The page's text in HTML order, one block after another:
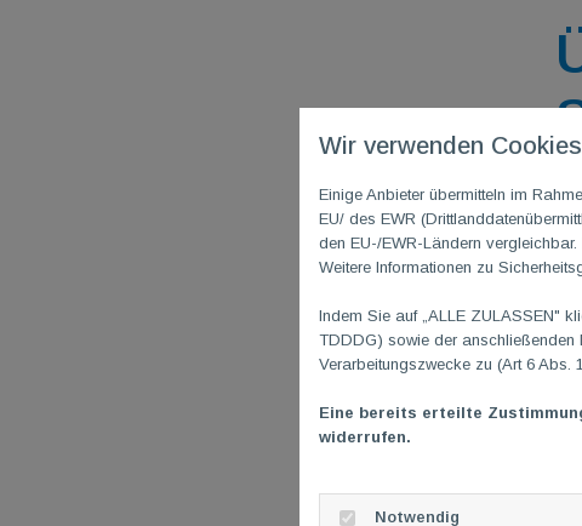
in
Wir verwenden
Einige Anbieter übermitteln im
EU/ des EWR
den EU-/EWR-Ländern
Weitere Informationen zu
Indem Sie auf „ALLE ZULASSEN"
TDDDG) sowie der anschließenden
Verarbeitungszwecke zu (Art 6 Abs.
Eine bereits erteilte
widerrufen.
Notwendig